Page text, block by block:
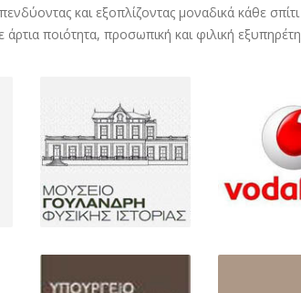
και εξοπλίζοντας μοναδικά κάθε
ποιότητα, προσωπική και φιλική